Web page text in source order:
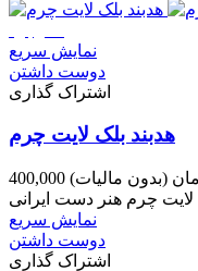
نمایش سریع
دوست داشتن
اشتراک گذاری
هدبند بلک لایت چرم
تومان (بدون مالیات)
لایت چرم هنر دست ایرانی
نمایش سریع
دوست داشتن
اشتراک گذاری